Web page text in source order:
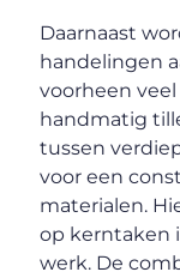
Daarnaast
handelingen
voorheen
handmatig
tussen
voor een
materialen.
op kerntaken
werk. De